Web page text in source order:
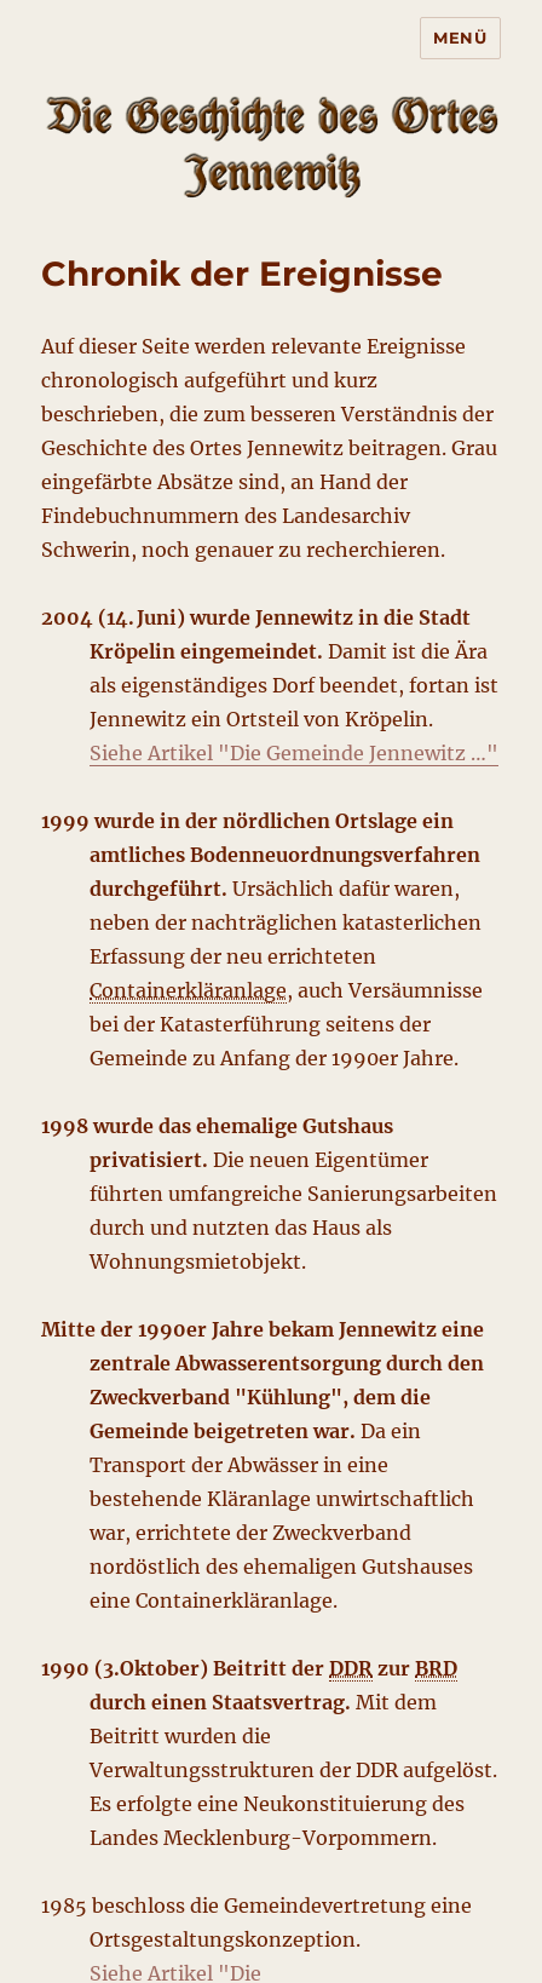
Jennewitz
MENÜ
Chronik der Ereignisse
Auf dieser Seite werden relevante Ereignisse
chronologisch aufgeführt und kurz
beschrieben, die zum besseren Verständnis der
Geschichte des Ortes Jennewitz beitragen. Grau
eingefärbte Absätze sind, an Hand der
Findebuchnummern des Landesarchiv
Schwerin, noch genauer zu recherchieren.
2004 (14. Juni) wurde Jennewitz in die Stadt
Kröpelin eingemeindet. Damit ist die Ära
als eigenständiges Dorf beendet, fortan ist
Jennewitz ein Ortsteil von Kröpelin.
Siehe Artikel "Die Gemeinde Jennewitz …"
1999 wurde in der nördlichen Ortslage ein
amtliches Bodenneuordnungsverfahren
durchgeführt. Ursächlich dafür waren,
neben der nachträglichen katasterlichen
Erfassung der neu errichteten
Containerkläranlage, auch Versäumnisse
bei der Katasterführung seitens der
Gemeinde zu Anfang der 1990er Jahre.
1998 wurde das ehemalige Gutshaus
privatisiert. Die neuen Eigentümer
führten umfangreiche Sanierungsarbeiten
durch und nutzten das Haus als
Wohnungsmietobjekt.
Mitte der 1990er Jahre bekam Jennewitz eine
zentrale Abwasserentsorgung durch den
Zweckverband "Kühlung", dem die
Gemeinde beigetreten war. Da ein
Transport der Abwässer in eine
bestehende Kläranlage unwirtschaftlich
war, errichtete der Zweckverband
nordöstlich des ehemaligen Gutshauses
eine Containerkläranlage.
1990 (3.Oktober) Beitritt derDDR zurBRD
durch einen Staatsvertrag. Mit dem
Beitritt wurden die
Verwaltungsstrukturen der DDR aufgelöst.
Es erfolgte eine Neukonstituierung des
Landes Mecklenburg-Vorpommern.
1985 beschloss die Gemeindevertretung eine
Ortsgestaltungskonzeption.
Siehe Artikel "Die